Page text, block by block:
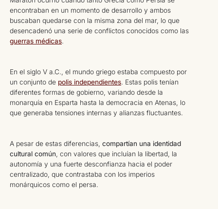
encontraban en un momento de desarrollo y ambos
buscaban quedarse con la misma zona del mar, lo que
desencadenó una serie de conflictos conocidos como las
guerras médicas.
En el siglo V a.C., el mundo griego estaba compuesto por
un conjunto de polis independientes. Estas polis tenían
diferentes formas de gobierno, variando desde la
monarquía en Esparta hasta la democracia en Atenas, lo
que generaba tensiones internas y alianzas fluctuantes.
A pesar de estas diferencias, compartían una identidad
cultural común , con valores que incluían la libertad, la
autonomía y una fuerte desconfianza hacia el poder
centralizado, que contrastaba con los imperios
monárquicos como el persa.